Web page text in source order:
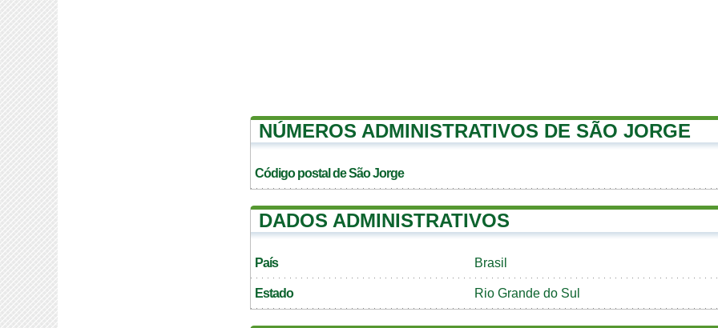
NÚMEROS ADMINISTRATIVOS DE SÃO JORGE
Código postal de São Jorge
DADOS ADMINISTRATIVOS
País Brasil
Estado Rio Grande do Sul